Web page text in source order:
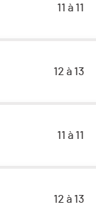
11 à 11
12 à 13
11 à 11
12 à 13